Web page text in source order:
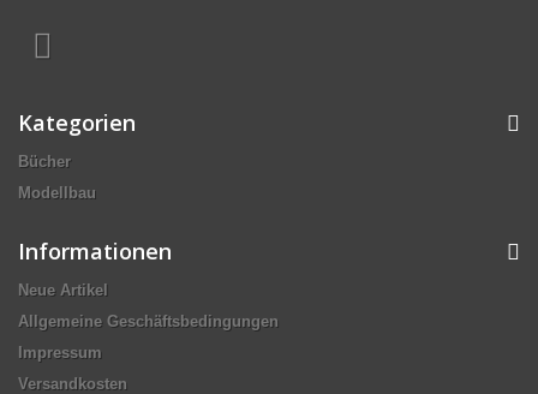
Kategorien
Bücher
Modellbau
Informationen
Neue Artikel
Allgemeine Geschäftsbedingungen
Impressum
Versandkosten